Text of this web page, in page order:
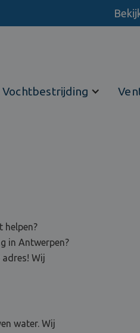
Vochtbestrijding
helpen?
in Antwerpen?
Wij
water. Wij